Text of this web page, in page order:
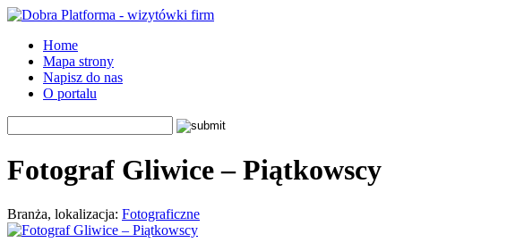
Home
Mapa strony
Napisz do nas
O portalu
Fotograf Gliwice – Piątkowscy
Branża, lokalizacja: Fotograficzne